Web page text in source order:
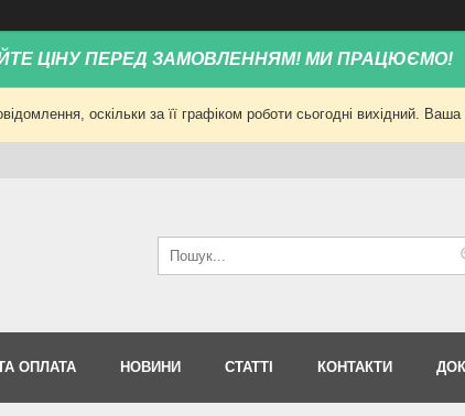
ЦІНУ ПЕРЕД ЗАМОВЛЕННЯМ! МИ ПРАЦЮЄМО!
оскільки за її графіком роботи сьогодні вихідний.
ОПЛАТА НОВИНИ СТАТТІ КОНТАКТИ